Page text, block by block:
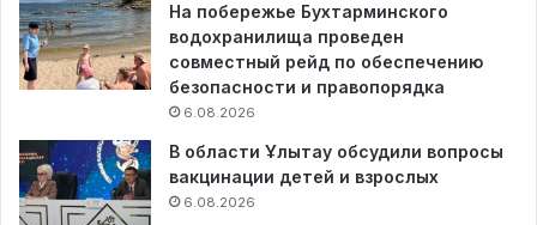
На побережье Бухтарминского
водохранилища проведен
совместный рейд по обеспечению
безопасности и правопорядка
6.08.2026
В области Ұлытау обсудили вопросы
вакцинации детей и взрослых
6.08.2026